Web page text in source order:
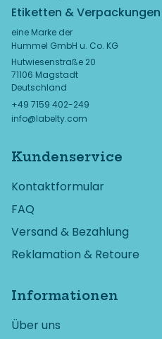
Etiketten & Verpackungen
eine Marke der
Hummel GmbH u. Co. KG
Hutwiesenstraße 20
71106 Magstadt
Deutschland
+49 7159 402-249
info@labelty.com
Kundenservice
Kontaktformular
FAQ
Versand & Bezahlung
Reklamation & Retoure
Informationen
Über uns